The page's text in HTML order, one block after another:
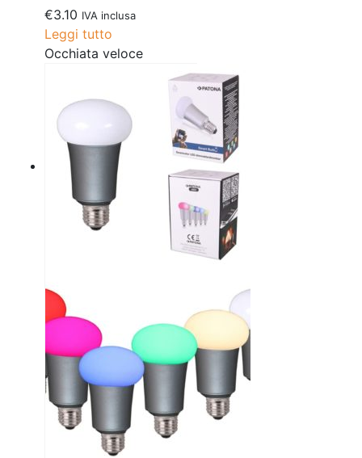
€3.10 IVA inclusa
Leggi tutto
Occhiata veloce